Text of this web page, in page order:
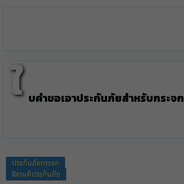
ใ บคำขอเอาประกันภัยสำหรับกระจก
ประกันภัยกระจก
มิตรแท้ประกันภัย